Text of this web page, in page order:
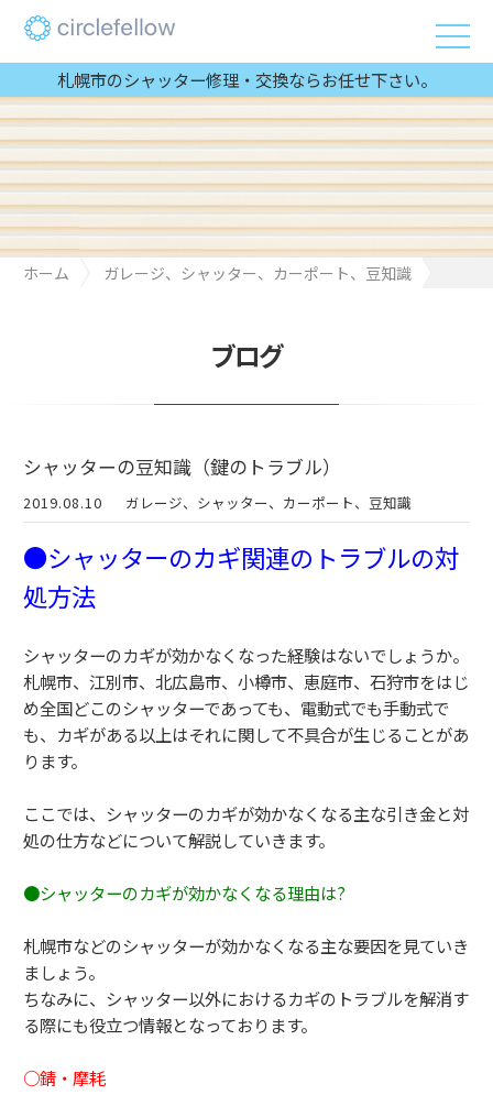
札幌市のシャッター修理・交換ならお任せ下さい。
ホーム
ガレージ、シャッター、カーポート、豆知識
ブログ
シャッターの豆知識（鍵のトラブル）
2019.08.10 ガレージ、シャッター、カーポート、豆知識
●シャッターのカギ関連のトラブルの対
処方法
シャッターのカギが効かなくなった経験はないでしょうか。
札幌市、江別市、北広島市、小樽市、恵庭市、石狩市をはじ
め全国どこのシャッターであっても、電動式でも手動式で
も、 カギがある以上はそれに関して不具合が生じることがあ
ります。
ここでは、 シャッターのカギが効かなくなる主な引き金と対
処の仕方などについて解説していきます。
●シャッターのカギが効かなくなる理由は?
札幌市などのシャッターが効かなくなる主な要因を見ていき
ましょ う。
ちなみに、シャッター以外におけるカギのトラブルを解消す
る際にも役立つ情報となっております。
○錆・摩耗